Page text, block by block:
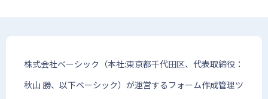
株式会社ベーシック（本社:東京都千代田区、代表取締役：
秋山 勝、以下ベーシック）が運営するフォーム作成管理ツ